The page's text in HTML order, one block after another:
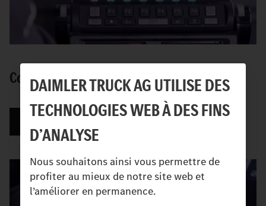
DAIMLER TRUCK AG UTILISE DES
TECHNOLOGIES WEB À DES FINS
D’ANALYSE
Nous souhaitons ainsi vous permettre de
profiter au mieux de notre site web et
l’améliorer en permanence.
Copier des profils.